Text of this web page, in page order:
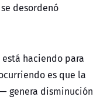
desordenó
haciendo para
es que la
genera disminución